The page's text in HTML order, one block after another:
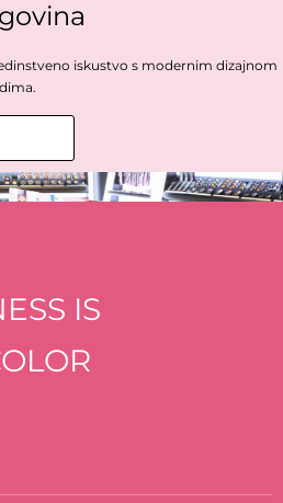
iskustvo s modernim dizajnom
IS